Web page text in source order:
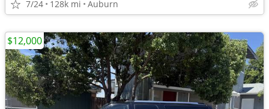
7/24 128k mi Auburn
$12,000